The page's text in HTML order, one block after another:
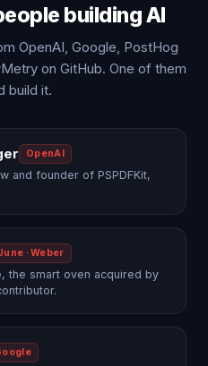
building AI
OpenAI, Google, PostHog
on GitHub. One of them
build it.
OpenAI
and founder of PSPDFKit,
· Weber
the smart oven acquired by